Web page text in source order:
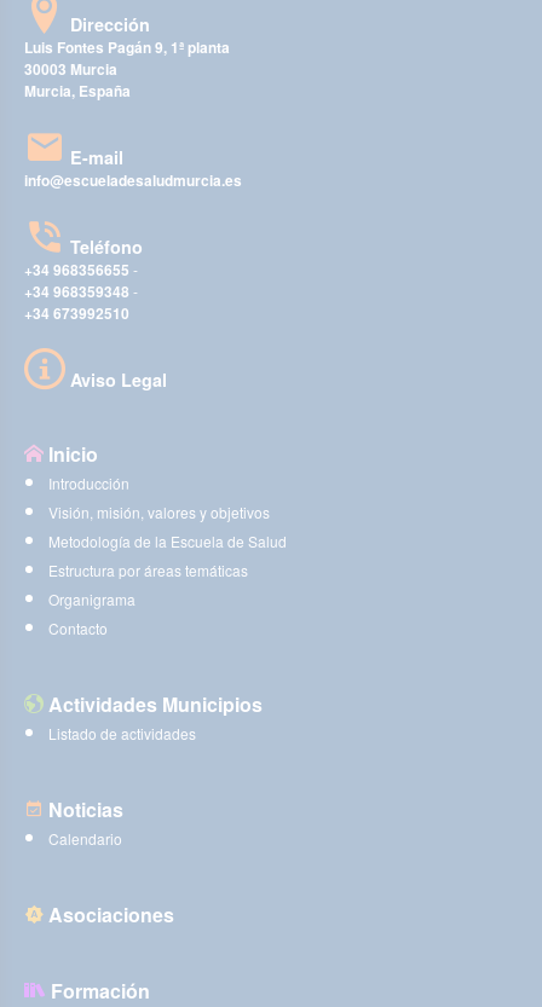
Dirección
Luis Fontes Pagán 9, 1ª planta
30003 Murcia
Murcia, España
E-mail
info@escueladesaludmurcia.es
Teléfono
+34 968356655 -
+34 968359348 -
+34 673992510
Aviso Legal
Inicio
Introducción
Visión, misión, valores y objetivos
Metodología de la Escuela de Salud
Estructura por áreas temáticas
Organigrama
Contacto
Actividades Municipios
Listado de actividades
Noticias
Calendario
Asociaciones
Formación